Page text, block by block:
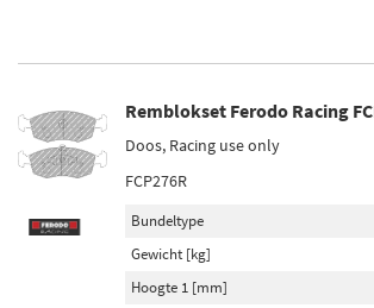
Remblokset Ferodo Racing
Doos, Racing use only
FCP276R
Bundeltype
Gewicht [kg]
Hoogte 1 [mm]